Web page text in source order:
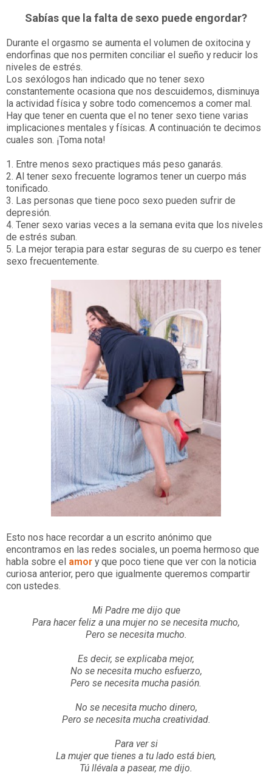
Sabías que la falta de sexo puede engordar?
Durante el orgasmo se aumenta el volumen de oxitocina y
endorfinas que nos permiten conciliar el sueño y reducir los
niveles de estrés.
Los sexólogos han indicado que no tener sexo
constantemente ocasiona que nos descuidemos, disminuya
la actividad física y sobre todo comencemos a comer mal.
Hay que tener en cuenta que el no tener sexo tiene varias
implicaciones mentales y físicas. A continuación te decimos
cuales son. ¡Toma nota!
1. Entre menos sexo practiques más peso ganarás.
2. Al tener sexo frecuente logramos tener un cuerpo más
tonificado.
3. Las personas que tiene poco sexo pueden sufrir de
depresión.
4. Tener sexo varias veces a la semana evita que los niveles
de estrés suban.
5. La mejor terapia para estar seguras de su cuerpo es tener
sexo frecuentemente.
Esto nos hace recordar a un escrito anónimo que
encontramos en las redes sociales, un poema hermoso que
habla sobre el amor y que poco tiene que ver con la noticia
curiosa anterior, pero que igualmente queremos compartir
con ustedes.
Mi Padre me dijo que
Para hacer feliz a una mujer no se necesita mucho,
Pero se necesita mucho.
Es decir, se explicaba mejor,
No se necesita mucho esfuerzo,
Pero se necesita mucha pasión.
No se necesita mucho dinero,
Pero se necesita mucha creatividad.
Para ver si
La mujer que tienes a tu lado está bien,
Tú llévala a pasear, me dijo.